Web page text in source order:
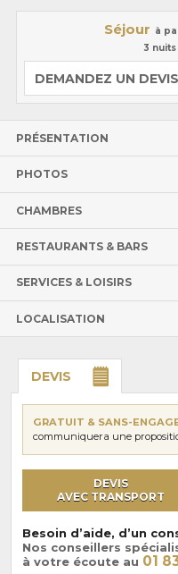
Séjour à
3
DEMANDEZ UN DEVIS
PRÉSENTATION
PHOTOS
CHAMBRES
RESTAURANTS & BARS
SERVICES & LOISIRS
LOCALISATION
DEVIS
GRATUIT & SANS-
communiquera une
DEVIS
AVEC TRANSPORT
Besoin d’aide, d’un
Nos conseillers
à votre écoute au 01